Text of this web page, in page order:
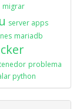
migrar
server apps
mariadb
problema
python